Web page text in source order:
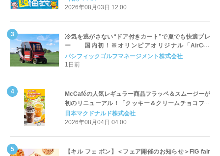
2026年08月03日 12:00
冷気を逃がさない“ドア付きカート”で夏でも快適プレ
ー 国内初！※オリンピアオリジナル「AirCon
Cart（エアコンカート）」導入 | ＰＧＭ
パシフィックゴルフマネージメント株式会社
1日前
McCaféの人気レギュラー商品フラッペ＆スムージーが
初のリニューアル！「クッキー＆クリームチョコフラ
ッペ」「マンゴースムージー」8月5日（水）から販売
開始
日本マクドナルド株式会社
2026年08月04日 04:00
【キル フェ ボン】＜フェア開催のお知らせ＞FIG fair